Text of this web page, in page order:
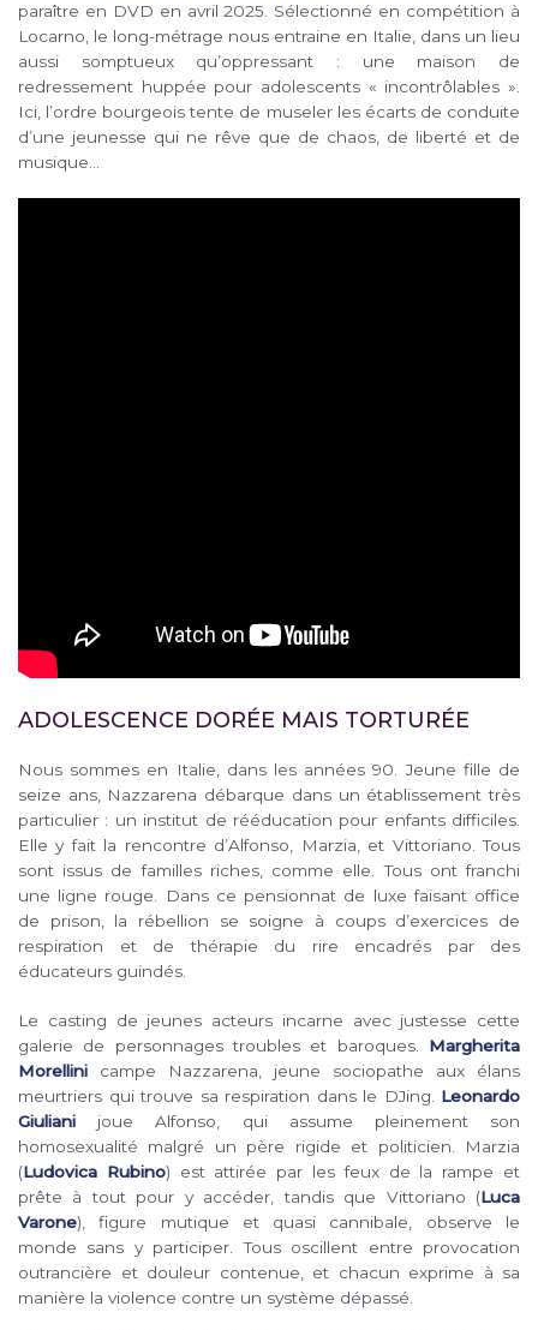
paraître en DVD en avril 2025. Sélectionné en compétition à
Locarno, le long-métrage nous entraine en Italie, dans un lieu
aussi somptueux qu’oppressant : une maison de
redressement huppée pour adolescents « incontrôlables ».
Ici, l’ordre bourgeois tente de museler les écarts de conduite
d’une jeunesse qui ne rêve que de chaos, de liberté et de
musique…
ADOLESCENCE DORÉE MAIS TORTURÉE
Nous sommes en Italie, dans les années 90. Jeune fille de
seize ans, Nazzarena débarque dans un établissement très
particulier : un institut de rééducation pour enfants difficiles.
Elle y fait la rencontre d’Alfonso, Marzia, et Vittoriano. Tous
sont issus de familles riches, comme elle. Tous ont franchi
une ligne rouge. Dans ce pensionnat de luxe faisant office
de prison, la rébellion se soigne à coups d’exercices de
respiration et de thérapie du rire encadrés par des
éducateurs guindés.
Le casting de jeunes acteurs incarne avec justesse cette
galerie de personnages troubles et baroques. Margherita
Morellini campe Nazzarena, jeune sociopathe aux élans
meurtriers qui trouve sa respiration dans le DJing. Leonardo
Giuliani joue Alfonso, qui assume pleinement son
homosexualité malgré un père rigide et politicien. Marzia
(Ludovica Rubino) est attirée par les feux de la rampe et
prête à tout pour y accéder, tandis que Vittoriano (Luca
Varone), figure mutique et quasi cannibale, observe le
monde sans y participer. Tous oscillent entre provocation
outrancière et douleur contenue, et chacun exprime à sa
manière la violence contre un système dépassé.